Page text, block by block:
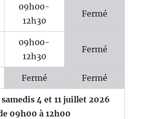
09h00-
12h30
Fermé
09h00-
12h30
Fermé
Fermé Fermé
4 et 11 juillet 2026
09h00 à 12h00